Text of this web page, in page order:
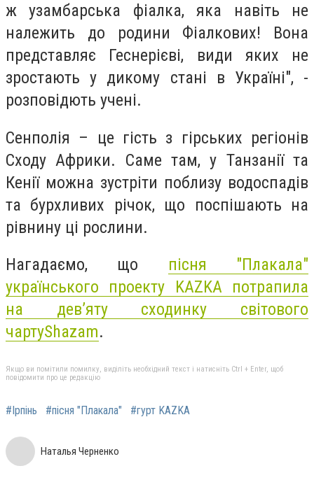
ж узамбарська фіалка, яка навіть не
належить до родини Фіалкових! Вона
представляє Геснерієві, види яких не
зростають у дикому стані в Україні", -
розповідють учені.
Сенполія – це гість з гірських регіонів
Сходу Африки. Саме там, у Танзанії та
Кенії можна зустріти поблизу водоспадів
та бурхливих річок, що поспішають на
рівнину ці рослини.
Нагадаємо, що пісня "Плакала"
українського проекту KAZKA потрапила
на дев’яту сходинку світового
чартуShazam.
Якщо ви помітили помилку, виділіть необхідний текст і натисніть Ctrl + Enter, щоб
повідомити про це редакцію
#Ірпінь #пісня "Плакала" #гурт KAZKA
Наталья Черненко